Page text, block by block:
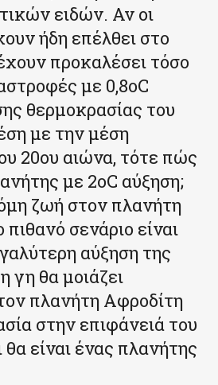
ειδών. Αν οι
ήδη επέλθει στο
προκαλέσει τόσο
με 0,8οC
θερμοκρασίας του
με την μέση
20ου αιώνα, τότε πώς
με 2οC αύξηση;
ζωή στον πλανήτη
πιθανό σενάριο είναι
αύξηση της
γη θα μοιάζει
πλανήτη Αφροδίτη
στην επιφάνειά του
θα είναι ένας πλανήτης